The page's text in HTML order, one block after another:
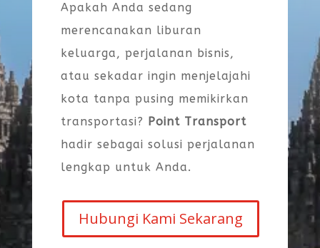
Apakah Anda sedang
merencanakan liburan
keluarga, perjalanan bisnis,
atau sekadar ingin menjelajahi
kota tanpa pusing memikirkan
transportasi? Point Transport
hadir sebagai solusi perjalanan
lengkap untuk Anda.
Hubungi Kami Sekarang